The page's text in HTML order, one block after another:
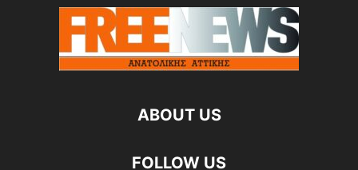
ABOUT US
FOLLOW US